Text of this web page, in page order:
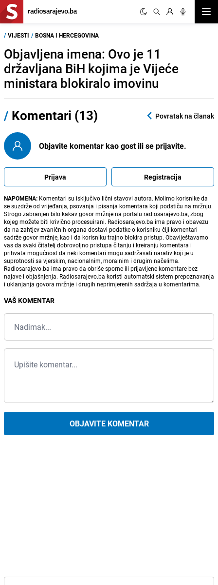
/ VIJESTI / BOSNA I HERCEGOVINA
Objavljena imena: Ovo je 11
državljana BiH kojima je Vijeće
ministara blokiralo imovinu
/ Komentari (13) Povratak na članak
Objavite komentar kao gost ili se prijavite.
Prijava Registracija
NAPOMENA: Komentari su isključivo lični stavovi autora. Molimo korisnike da
se suzdrže od vrijeđanja, psovanja i pisanja komentara koji podstiču na mržnju.
Strogo zabranjen bilo kakav govor mržnje na portalu radiosarajevo.ba, zbog
kojeg možete biti krivično procesuirani. Radiosarajevo.ba ima pravo i obavezu
da na zahtjev zvaničnih organa dostavi podatke o korisniku čiji komentari
sadrže govor mržnje, kao i da korisniku trajno blokira pristup. Obaviještavamo
vas da svaki čitatelj dobrovoljno pristupa čitanju i kreiranju komentara i
prihvata mogućnost da neki komentari mogu sadržavati narativ koji je u
suprotnosti sa vjerskim, nacionalnim, moralnim i drugim načelima.
Radiosarajevo.ba ima pravo da obriše sporne ili prijavljene komentare bez
najave i objašnjenja. Radiosarajevo.ba koristi automatski sistem prepoznavanja
i uklanjanja govora mržnje i drugih neprimjerenih sadržaja u komentarima.
VAŠ KOMENTAR
OBJAVITE KOMENTAR